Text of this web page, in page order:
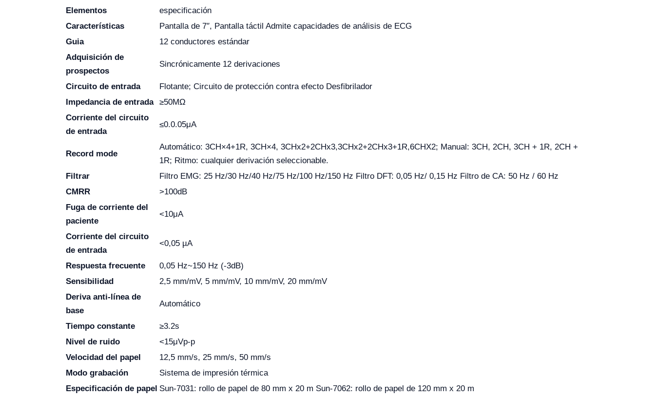
Elementos
especificación
Características
Pantalla de 7″, Pantalla táctil Admite capacidades de análisis de ECG
Guia
12 conductores estándar
Adquisición de
prospectos
Sincrónicamente 12 derivaciones
Circuito de entrada
Flotante; Circuito de protección contra efecto Desfibrilador
Impedancia de entrada
≥50MΩ
Corriente del circuito
de entrada
≤0.0.05μA
Record mode
Automático: 3CH×4+1R, 3CH×4, 3CHx2+2CHx3,3CHx2+2CHx3+1R,6CHX2; Manual: 3CH, 2CH, 3CH + 1R, 2CH +
1R; Ritmo: cualquier derivación seleccionable.
Filtrar
Filtro EMG: 25 Hz/30 Hz/40 Hz/75 Hz/100 Hz/150 Hz Filtro DFT: 0,05 Hz/ 0,15 Hz Filtro de CA: 50 Hz / 60 Hz
CMRR
>100dB
Fuga de corriente del
paciente
<10μA
Corriente del circuito
de entrada
<0,05 µA
Respuesta frecuente
0,05 Hz~150 Hz (-3dB)
Sensibilidad
2,5 mm/mV, 5 mm/mV, 10 mm/mV, 20 mm/mV
Deriva anti-línea de
base
Automático
Tiempo constante
≥3.2s
Nivel de ruido
<15μVp-p
Velocidad del papel
12,5 mm/s, 25 mm/s, 50 mm/s
Modo grabación
Sistema de impresión térmica
Especificación de papel Sun-7031: rollo de papel de 80 mm x 20 m Sun-7062: rollo de papel de 120 mm x 20 m